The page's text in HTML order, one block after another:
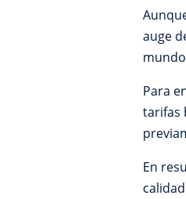
auge
Para
tarifas
En